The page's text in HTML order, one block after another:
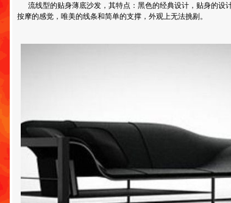
流线型的贴身薄底沙发，其特点：黑色的经典设计，贴身的设
按摩的感觉，唯美的线条和简单的支撑，外观上无法挑剔。